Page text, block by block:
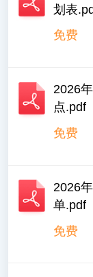
划表
免费
2026
点.pdf
免费
2026
单.pdf
免费